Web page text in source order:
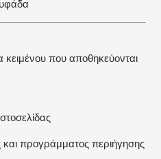
κειμένου που αποθηκεύονται
προγράμματος περιήγησης